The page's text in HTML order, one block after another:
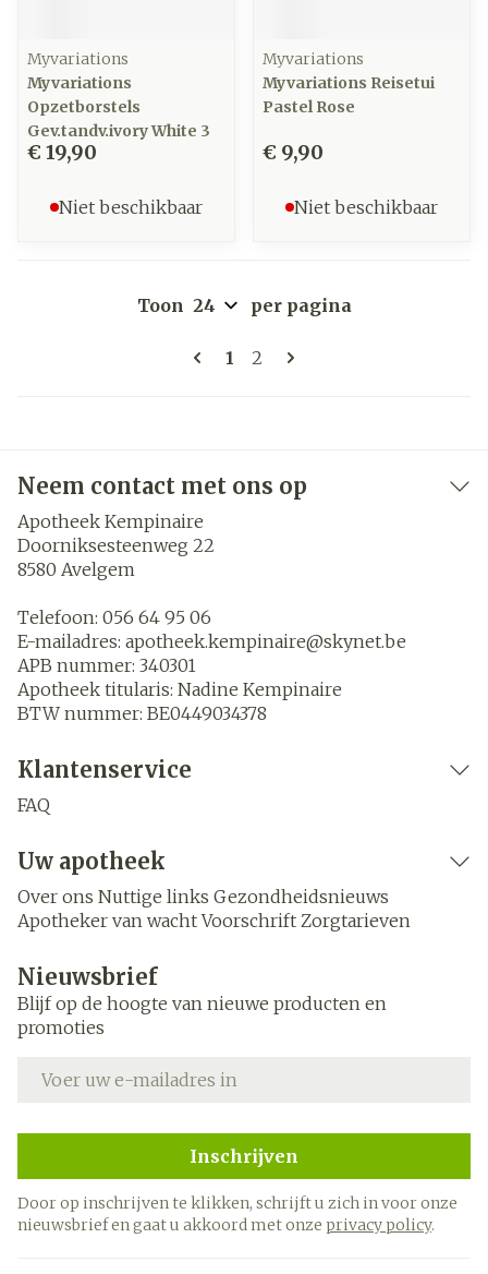
Myvariations
Myvariations
Opzetborstels
Gev.tandv.ivory White 3
€ 19,90
Niet beschikbaar
Myvariations
Myvariations Reisetui
Pastel Rose
€ 9,90
Niet beschikbaar
Pagina's
U lees momenteel pagina
1 Pagina
2
Toon per pagina
Neem contact met ons op
Apotheek Kempinaire
Doorniksesteenweg 22
8580 Avelgem
Telefoon: 056 64 95 06
E-mailadres: apotheek.kempinaire@skynet.be
APB nummer: 340301
Apotheek titularis: Nadine Kempinaire
BTW nummer: BE0449034378
Klantenservice
FAQ
Uw apotheek
Over ons Nuttige links Gezondheidsnieuws
Apotheker van wacht Voorschrift Zorgtarieven
Nieuwsbrief
Blijf op de hoogte van nieuwe producten en
promoties
Inschrijven
Door op inschrijven te klikken, schrijft u zich in voor onze
nieuwsbrief en gaat u akkoord met onze privacy policy.